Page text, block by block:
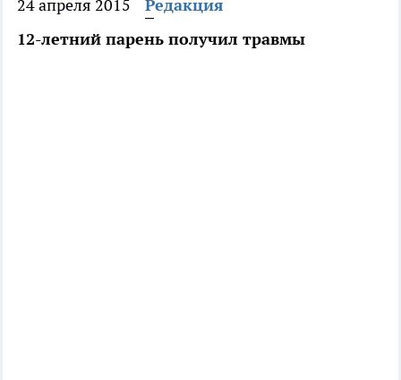
24 апреля 2015
Редакция
12-летний парень получил травмы